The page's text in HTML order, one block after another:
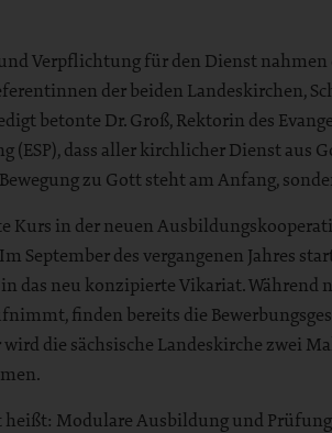
Verpflichtung für den Dienst nahmen
der beiden Landeskirchen,
betonte Dr. Groß, Rektorin des
(ESP), dass aller kirchlicher Dienst aus
zu Gott steht am Anfang,
Kurs in der neuen
September des vergangenen Jahres
in das neu konzipierte Vikariat.
finden bereits die
wird die sächsische Landeskirche zwei
heißt: Modulare Ausbildung und